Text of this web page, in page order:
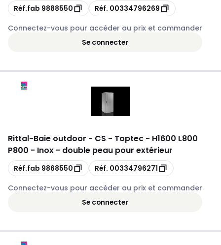
Copie
Réf.fab 9888550 Copie
Réf. 00334796269
Connectez-vous pour accéder au prix et commander
Se connecter
Rittal-Baie outdoor - CS - Toptec - H1600 L800
P800 - Inox - double peau pour extérieur
Copie
Réf.fab 9868550 Copie
Réf. 00334796271
Connectez-vous pour accéder au prix et commander
Se connecter